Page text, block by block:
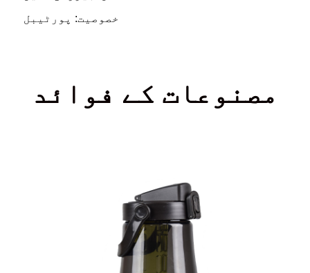
خصوصیت: پورٹیبل
مصنوعات کے فوائد